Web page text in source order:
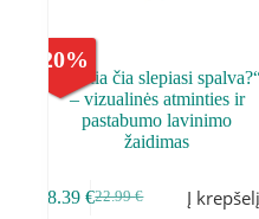
20%
,,Kokia čia slepiasi
– vizualinės atminties ir
pastabumo lavinimo
žaidimas
22.99€
18.39€ Į krepšelį